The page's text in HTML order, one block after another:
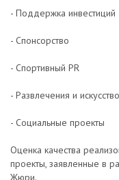
- Поддержка инвестиций
- Спонсорство
- Спортивный PR
- Развлечения и искусство
- Социальные проекты
Оценка качества
проекты, заявленные в
Жюри.